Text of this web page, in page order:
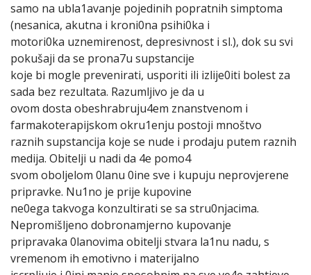
samo na ubla1avanje pojedinih popratnih simptoma
(nesanica, akutna i kroni0na psihi0ka i
motori0ka uznemirenost, depresivnost i sl.), dok su svi
pokušaji da se prona7u supstancije
koje bi mogle prevenirati, usporiti ili izlije0iti bolest za
sada bez rezultata. Razumljivo je da u
ovom dosta obeshrabruju4em znanstvenom i
farmakoterapijskom okru1enju postoji mnoštvo
raznih supstancija koje se nude i prodaju putem raznih
medija. Obitelji u nadi da 4e pomo4
svom oboljelom 0lanu 0ine sve i kupuju neprovjerene
pripravke. Nu1no je prije kupovine
ne0ega takvoga konzultirati se sa stru0njacima.
Nepromišljeno dobronamjerno kupovanje
pripravaka 0lanovima obitelji stvara la1nu nadu, s
vremenom ih emotivno i materijalno